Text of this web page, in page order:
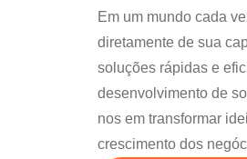
Em um mundo cada
diretamente de sua
soluções rápidas e
desenvolvimento de
nos em transformar
crescimento dos